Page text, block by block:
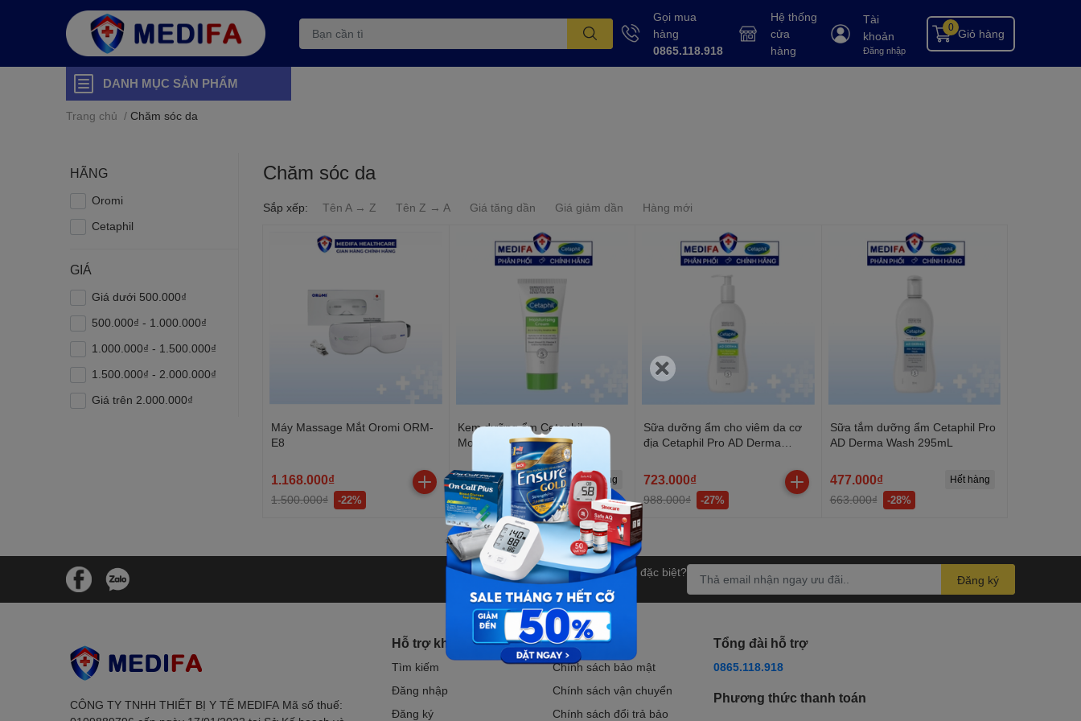
Gọi mua
hàng
0865.118.918
Hệ thống
cửa
hàng
Tài
khoản
Đăng nhập
Giỏ hàng
0
DANH MỤC SẢN PHẨM
Trang chủ / Chăm sóc da
HÃNG
Oromi
Cetaphil
GIÁ
Giá dưới 500.000₫
500.000₫ - 1.000.000₫
1.000.000₫ - 1.500.000₫
1.500.000₫ - 2.000.000₫
Giá trên 2.000.000₫
Chăm sóc da
Sắp xếp: Tên A → Z Tên Z → A Giá tăng dần Giá giảm dần Hàng mới
Máy Massage Mắt Oromi ORM-
E8
1.168.000₫
1.500.000₫ -22%
Kem dưỡng ẩm Cetaphil
Moisturizing Cream 50g
139.000₫
300.000₫ -54%
Hết hàng
Sữa dưỡng ẩm cho viêm da cơ
địa Cetaphil Pro AD Derma
723.000₫
988.000₫ -27%
Sữa tắm dưỡng ẩm Cetaphil Pro
AD Derma Wash 295mL
477.000₫
663.000₫ -28%
Hết hàng
Bạn muốn nhận khuyến mãi đặc biệt?
Đăng ký ngay.
Đăng ký
CÔNG TY TNHH THIẾT BỊ Y TẾ MEDIFAㅤㅤㅤㅤㅤㅤㅤ Mã số thuế:
Hỗ trợ khách hàng
Tìm kiếm
Đăng nhập
Đăng ký
Chính sách
Chính sách bảo mật
Chính sách vận chuyển
Chính sách đổi trả bảo
Tổng đài hỗ trợ
0865.118.918
Phương thức thanh toán